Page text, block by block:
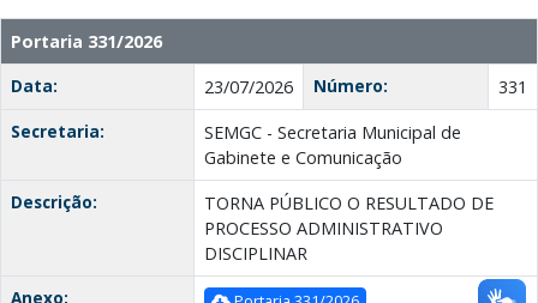
Portaria 331/2026
Data:
23/07/2026 Número:
331
Secretaria:
SEMGC - Secretaria Municipal de
Gabinete e Comunicação
Descrição:
TORNA PÚBLICO O RESULTADO DE
PROCESSO ADMINISTRATIVO
DISCIPLINAR
Anexo: